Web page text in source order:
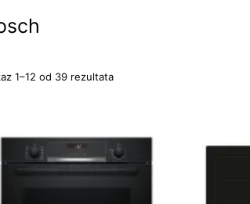
1–12 od 39 rezultata